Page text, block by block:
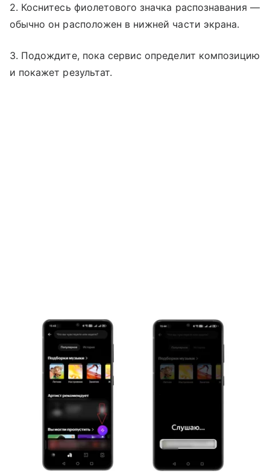
2. Коснитесь фиолетового значка распознавания —
обычно он расположен в нижней части экрана.
3. Подождите, пока сервис определит композицию
и покажет результат.